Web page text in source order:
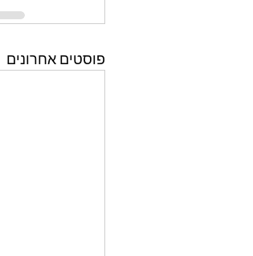
פוסטים אחרונים